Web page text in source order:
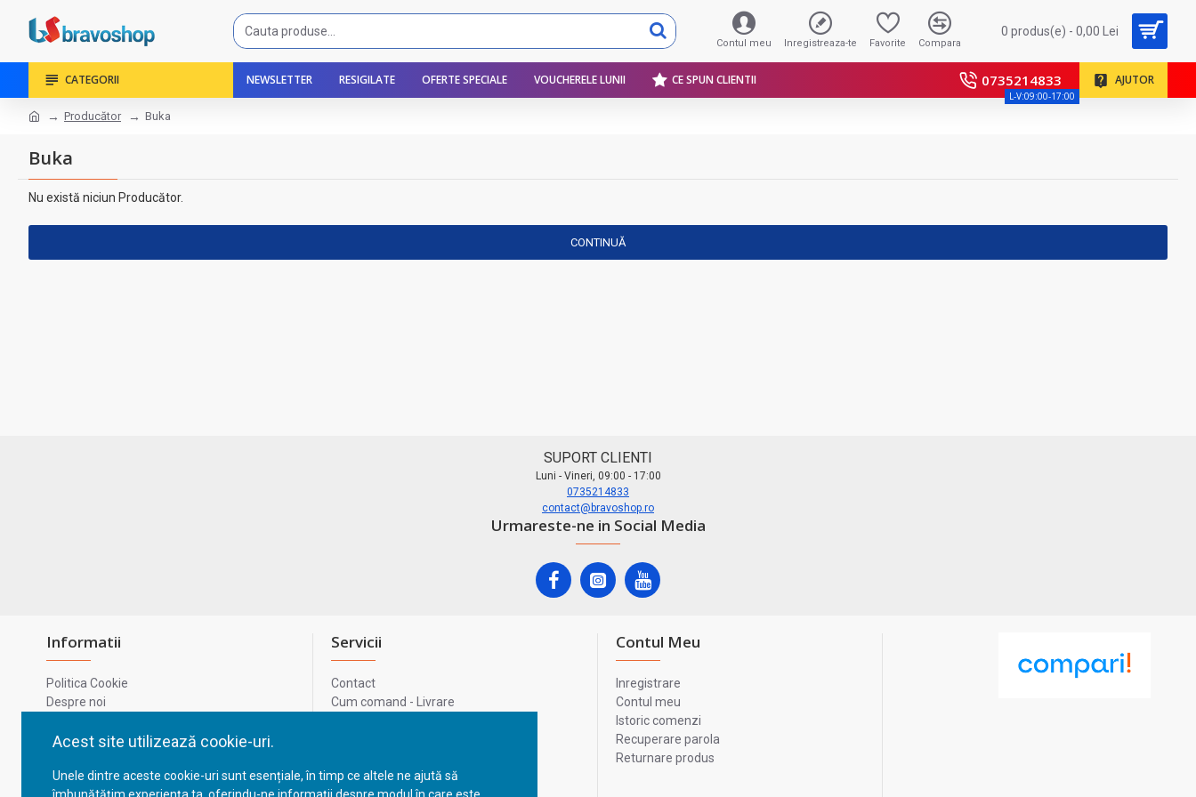
Acest site utilizează cookie-uri.
Unele dintre aceste cookie-uri sunt esențiale, în timp ce altele ne ajută să
Contul meu Inregistreaza-te Favorite Compara
0 produs(e) - 0,00 Lei
CATEGORII NEWSLETTER RESIGILATE OFERTE SPECIALE VOUCHERELE LUNII CE SPUN CLIENTII 0735214833
L-V:09:00-17:00
AJUTOR
Producător Buka
Buka
Nu există niciun Producător.
CONTINUĂ
SUPORT CLIENTI
Luni - Vineri, 09:00 - 17:00
0735214833
contact@bravoshop.ro
Urmareste-ne in Social Media
Informatii
Politica Cookie
Despre noi
Confidentialitate
GDPR - Datele tale
Servicii
Contact
Cum comand - Livrare
ANPC
Contul Meu
Inregistrare
Contul meu
Istoric comenzi
Recuperare parola
Returnare produs